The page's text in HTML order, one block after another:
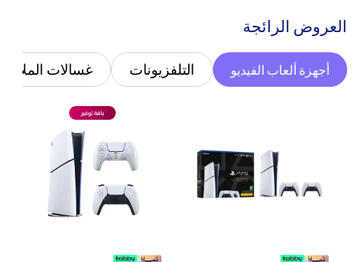
‫العروض الرائجة‬
أجهزة ألعاب الفيديو التلفزيونات غسالات